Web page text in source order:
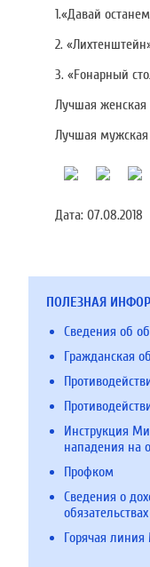
1.«Давай
2.
3. «Fонарный
Лучшая женская
Лучшая мужская
Дата: 07.08.2018
ПОЛЕЗНАЯ
Сведения об
Гражданская
Инструкция
нападения на
Профком
Сведения о
Горячая